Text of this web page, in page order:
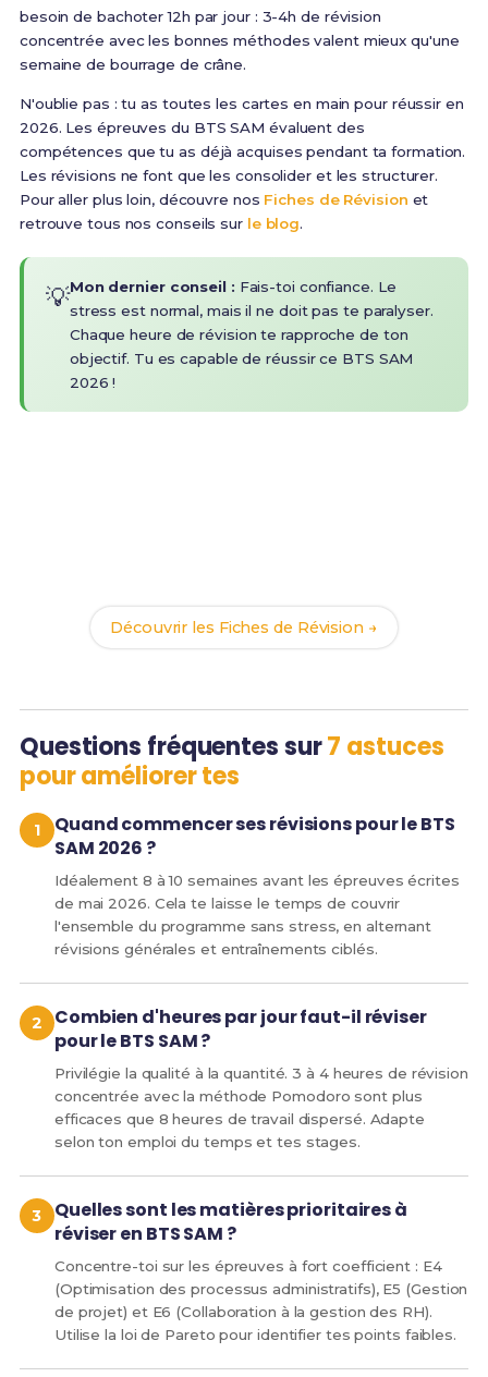
besoin de bachoter 12h par jour : 3-4h de révision
concentrée avec les bonnes méthodes valent mieux qu'une
semaine de bourrage de crâne.
N'oublie pas : tu as toutes les cartes en main pour réussir en
2026. Les épreuves du BTS SAM évaluent des
compétences que tu as déjà acquises pendant ta formation.
Les révisions ne font que les consolider et les structurer.
Pour aller plus loin, découvre nos Fiches de Révision et
retrouve tous nos conseils sur le blog.
💡Mon dernier conseil : Fais-toi confiance. Le
stress est normal, mais il ne doit pas te paralyser.
Chaque heure de révision te rapproche de ton
objectif. Tu es capable de réussir ce BTS SAM
2026 !
Découvrir les Fiches de Révision →
Questions fréquentes sur7 astuces
pour améliorer tes
Quand commencer ses révisions pour le BTS
SAM 2026 ?
Idéalement 8 à 10 semaines avant les épreuves écrites
de mai 2026. Cela te laisse le temps de couvrir
l'ensemble du programme sans stress, en alternant
révisions générales et entraînements ciblés.
Combien d'heures par jour faut-il réviser
pour le BTS SAM ?
Privilégie la qualité à la quantité. 3 à 4 heures de révision
concentrée avec la méthode Pomodoro sont plus
efficaces que 8 heures de travail dispersé. Adapte
selon ton emploi du temps et tes stages.
Quelles sont les matières prioritaires à
réviser en BTS SAM ?
Concentre-toi sur les épreuves à fort coefficient : E4
(Optimisation des processus administratifs), E5 (Gestion
de projet) et E6 (Collaboration à la gestion des RH).
Utilise la loi de Pareto pour identifier tes points faibles.